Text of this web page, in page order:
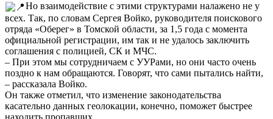
Но взаимодействие с этими структурами налажено не у
всех. Так, по словам Сергея Войко, руководителя поискового
отряда «Оберег» в Томской области, за 1,5 года с момента
официальной регистрации, им так и не удалось заключить
соглашения с полицией, СК и МЧС.
– При этом мы сотрудничаем с УУРами, но они часто очень
поздно к нам обращаются. Говорят, что сами пытались найти,
– рассказала Войко.
Он также отметил, что изменение законодательства
касательно данных геолокации, конечно, поможет быстрее
находить пропавших.